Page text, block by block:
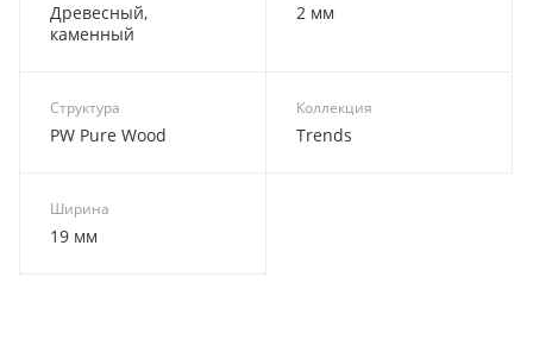
Древесный,
каменный
2 мм
Структура
PW Pure Wood
Коллекция
Trends
Ширина
19 мм